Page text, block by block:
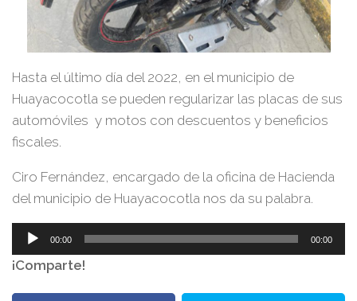
Hasta el último día del 2022, en el municipio de
Huayacocotla se pueden regularizar las placas de sus
automóviles y motos con descuentos y beneficios
fiscales.
Ciro Fernández, encargado de la oficina de Hacienda
del municipio de Huayacocotla nos da su palabra.
Reproductor
de
00:00 00:00
¡Comparte!